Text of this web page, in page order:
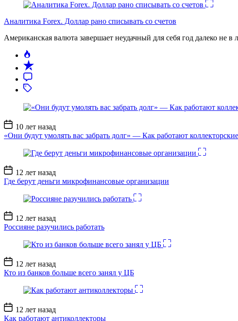
Аналитика Forex. Доллар рано списывать со счетов
Американская валюта завершает неудачный для себя год далеко
Дата
записи
10 лет назад
«Они будут умолять вас забрать долг» — Как работают коллекторские
Дата
записи
12 лет назад
Где берут деньги микрофинансовые организации
Дата
записи
12 лет назад
Россияне разучились работать
Дата
записи
12 лет назад
Кто из банков больше всего занял у ЦБ
Дата
записи
12 лет назад
Как работают антиколлекторы